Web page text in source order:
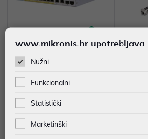
Cisco CBS350-8P-E-2G Manage
d 8-port GE, PoE+ 60W, Ext PS, 2
316,11 €
1.125,00 €
*najniža
www.mikronis.hr upotrebljava
Nužni
Funkcionalni
Statistički
Marketinški